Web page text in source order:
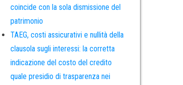
coincide con la sola dismissione del
patrimonio
TAEG, costi assicurativi e nullità della
clausola sugli interessi: la corretta
indicazione del costo del credito
quale presidio di trasparenza nei